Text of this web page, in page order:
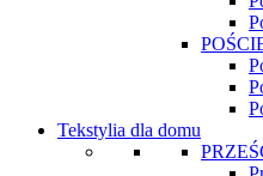
Tekstylia dla domu